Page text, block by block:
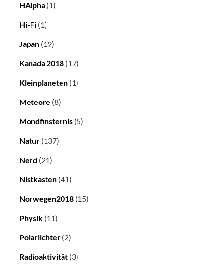
HAlpha (1)
Hi-Fi (1)
Japan (19)
Kanada 2018 (17)
Kleinplaneten (1)
Meteore (8)
Mondfinsternis (5)
Natur (137)
Nerd (21)
Nistkasten (41)
Norwegen2018 (15)
Physik (11)
Polarlichter (2)
Radioaktivität (3)